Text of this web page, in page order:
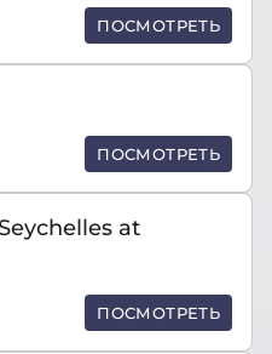
ПОСМОТРЕТЬ
ПОСМОТРЕТЬ
at
ПОСМОТРЕТЬ